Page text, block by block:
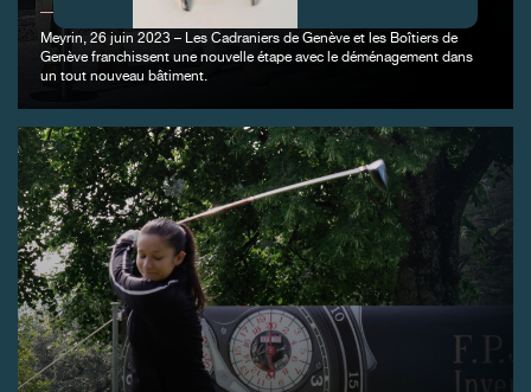
Meyrin, 26 juin 2023 – Les Cadraniers de Genève et les Boîtiers de
Genève franchissent une nouvelle étape avec le déménagement dans
un tout nouveau bâtiment.
FAUX
FAUX